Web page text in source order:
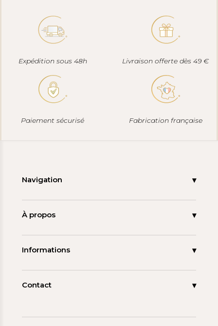
Expédition sous 48h Livraison offerte dès 49 €
Paiement sécurisé Fabrication française
Navigation
Accueil
À propos
La tagua
Informations
Mon compte
Contact